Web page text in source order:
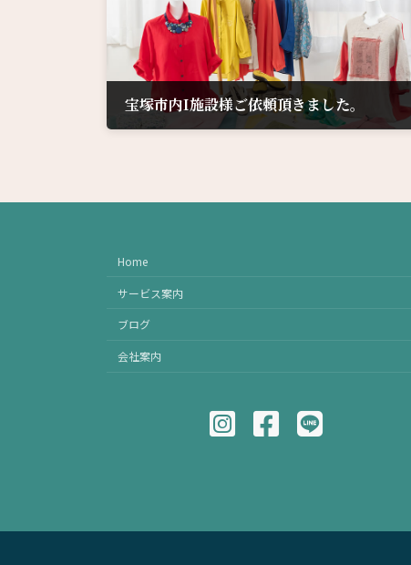
宝塚市内I施設様ご依頼頂きました。
Home
サービス案内
ブログ
会社案内